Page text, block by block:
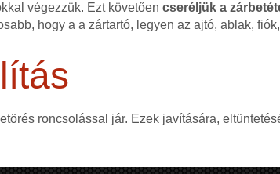
végezzük. Ezt követőencseréljük a
hogy a a zártartó, legyen az ajtó, ablak,
roncsolással jár. Ezek javítására,